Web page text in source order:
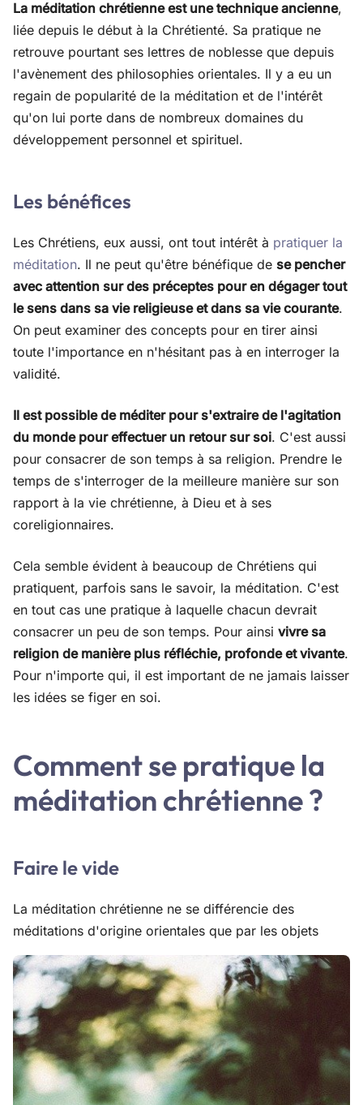
La méditation chrétienne est une technique ancienne,
liée depuis le début à la Chrétienté. Sa pratique ne
retrouve pourtant ses lettres de noblesse que depuis
l'avènement des philosophies orientales. Il y a eu un
regain de popularité de la méditation et de l'intérêt
qu'on lui porte dans de nombreux domaines du
développement personnel et spirituel.
Les bénéfices
Les Chrétiens, eux aussi, ont tout intérêt à pratiquer la
méditation. Il ne peut qu'être bénéfique de se pencher
avec attention sur des préceptes pour en dégager tout
le sens dans sa vie religieuse et dans sa vie courante.
On peut examiner des concepts pour en tirer ainsi
toute l'importance en n'hésitant pas à en interroger la
validité.
Il est possible de méditer pour s'extraire de l'agitation
du monde pour effectuer un retour sur soi. C'est aussi
pour consacrer de son temps à sa religion. Prendre le
temps de s'interroger de la meilleure manière sur son
rapport à la vie chrétienne, à Dieu et à ses
coreligionnaires.
Cela semble évident à beaucoup de Chrétiens qui
pratiquent, parfois sans le savoir, la méditation. C'est
en tout cas une pratique à laquelle chacun devrait
consacrer un peu de son temps. Pour ainsi vivre sa
religion de manière plus réfléchie, profonde et vivante.
Pour n'importe qui, il est important de ne jamais laisser
les idées se figer en soi.
Comment se pratique la
méditation chrétienne ?
Faire le vide
La méditation chrétienne ne se différencie des
méditations d'origine orientales que par les objets